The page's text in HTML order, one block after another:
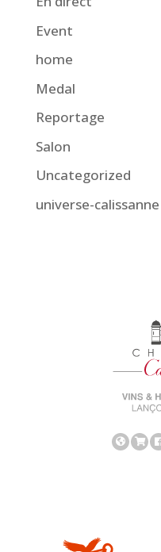
Event
home
Medal
Reportage
Salon
Uncategorized
universe-calissanne